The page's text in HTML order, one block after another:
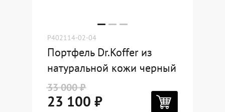
P402114-02-04
Портфель Dr.Koffer из
натуральной кожи черный
33 000 ₽
23 100 ₽